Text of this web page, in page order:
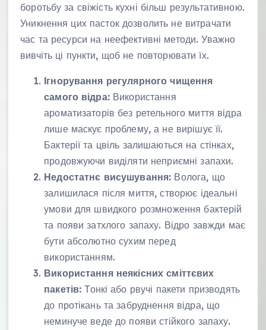
боротьбу за свіжість кухні більш результативною.
Уникнення цих пасток дозволить не витрачати
час та ресурси на неефективні методи. Уважно
вивчіть ці пункти, щоб не повторювати їх.
Ігнорування регулярного чищення
самого відра:Використання
ароматизаторів без ретельного миття відра
лише маскує проблему, а не вирішує її.
Бактерії та цвіль залишаються на стінках,
продовжуючи виділяти неприємні запахи.
Недостатнє висушування: Волога, що
залишилася після миття, створює ідеальні
умови для швидкого розмноження бактерій
та появи затхлого запаху. Відро завжди має
бути абсолютно сухим перед
використанням.
Використання неякісних сміттєвих
пакетів: Тонкі або рвучі пакети призводять
до протікань та забруднення відра, що
неминуче веде до появи стійкого запаху.